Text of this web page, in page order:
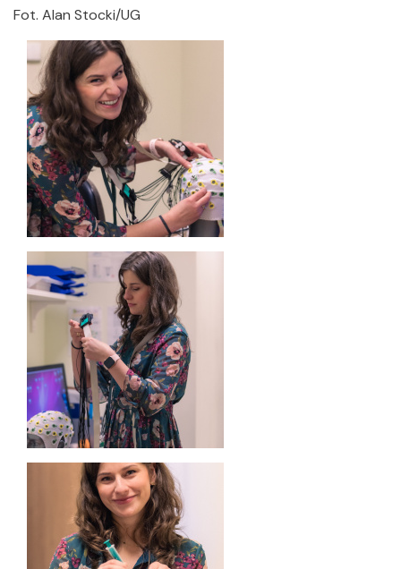
Fot. Alan Stocki/UG